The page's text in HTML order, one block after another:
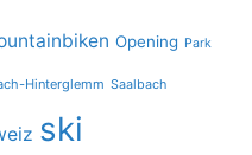
Opening Park
Hinterglemm Saalbach
ski